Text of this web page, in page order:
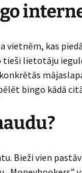
vietnēm, kas
tieši lietotāju
bingo kādā
Bieži vien